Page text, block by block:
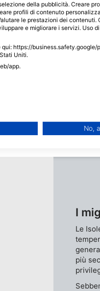
REEF SAFARI FIJI, 0000 NADI
Un divertente sito
dietro l'angolo della
esplorare grotte e
massima varia da 3 a
I
Le
più
della pubblicità. Creare
profili di contenuto
le prestazioni dei contenuti.
e migliorare i servizi. Uso
https://business.safety.google/
Uniti.
app.
No,